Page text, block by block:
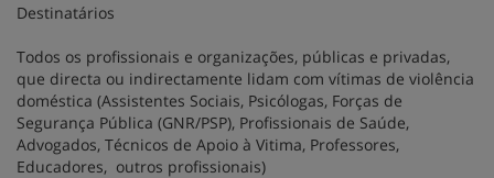
Destinatários
Todos os profissionais e organizações, públicas e privadas,
que directa ou indirectamente lidam com vítimas de violência
doméstica (Assistentes Sociais, Psicólogas, Forças de
Segurança Pública (GNR/PSP), Profissionais de Saúde,
Advogados, Técnicos de Apoio à Vitima, Professores,
Educadores, outros profissionais)